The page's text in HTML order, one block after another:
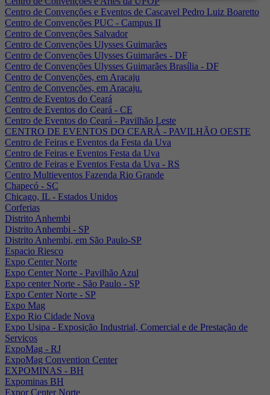
Centro de Convenções e Eventos de Cascavel Pedro Luiz Boaretto
Centro de Convenções PUC - Campus II
Centro de Convenções Salvador
Centro de Convenções Ulysses Guimarães
Centro de Convenções Ulysses Guimarães - DF
Centro de Convenções Ulysses Guimarães Brasília - DF
Centro de Convenções, em Aracaju
Centro de Convenções, em Aracaju.
Centro de Eventos do Ceará
Centro de Eventos do Ceará - CE
Centro de Eventos do Ceará - Pavilhão Leste
CENTRO DE EVENTOS DO CEARÁ - PAVILHÃO OESTE
Centro de Feiras e Eventos da Festa da Uva
Centro de Feiras e Eventos Festa da Uva
Centro de Feiras e Eventos Festa da Uva - RS
Centro Multieventos Fazenda Rio Grande
Chapecó - SC
Chicago, IL - Estados Unidos
Corferias
Distrito Anhembi
Distrito Anhembi - SP
Distrito Anhembi, em São Paulo-SP
Espacio Riesco
Expo Center Norte
Expo Center Norte - Pavilhão Azul
Expo center Norte - São Paulo - SP
Expo Center Norte - SP
Expo Mag
Expo Rio Cidade Nova
Expo Usipa - Exposição Industrial, Comercial e de Prestação de
Serviços
ExpoMag - RJ
ExpoMag Convention Center
EXPOMINAS - BH
Expominas BH
Expor Center Norte